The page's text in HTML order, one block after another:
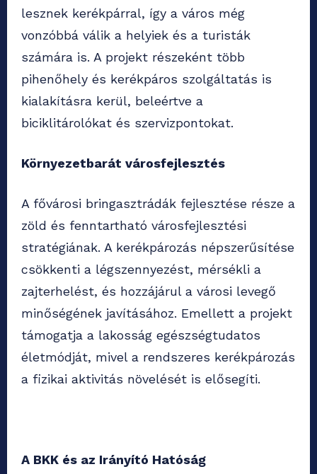
lesznek kerékpárral, így a város még
vonzóbbá válik a helyiek és a turisták
számára is. A projekt részeként több
pihenőhely és kerékpáros szolgáltatás is
kialakításra kerül, beleértve a
biciklitárolókat és szervizpontokat.
Környezetbarát városfejlesztés
A fővárosi bringasztrádák fejlesztése része a
zöld és fenntartható városfejlesztési
stratégiának. A kerékpározás népszerűsítése
csökkenti a légszennyezést, mérsékli a
zajterhelést, és hozzájárul a városi levegő
minőségének javításához. Emellett a projekt
támogatja a lakosság egészségtudatos
életmódját, mivel a rendszeres kerékpározás
a fizikai aktivitás növelését is elősegíti.
A BKK és az Irányító Hatóság